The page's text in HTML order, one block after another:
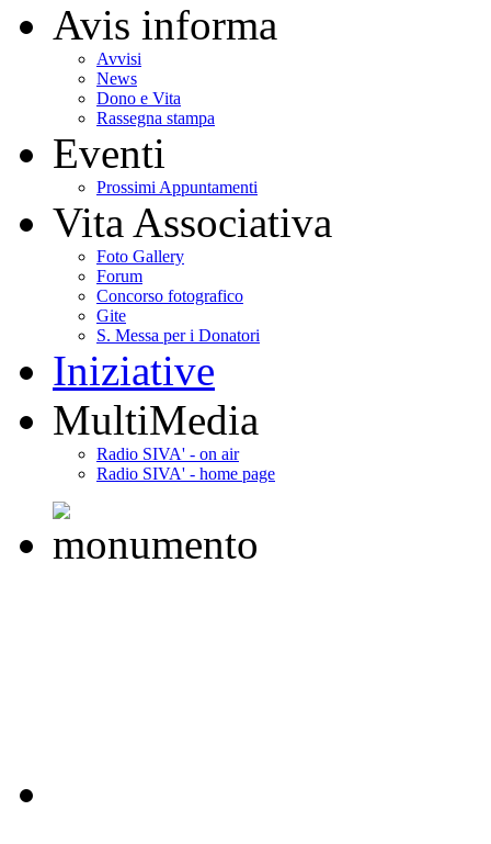
Avis informa
Avvisi
News
Dono e Vita
Rassegna stampa
Eventi
Prossimi Appuntamenti
Vita Associativa
Foto Gallery
Forum
Concorso fotografico
Gite
S. Messa per i Donatori
Iniziative
MultiMedia
Radio SIVA' - on air
Radio SIVA' - home page